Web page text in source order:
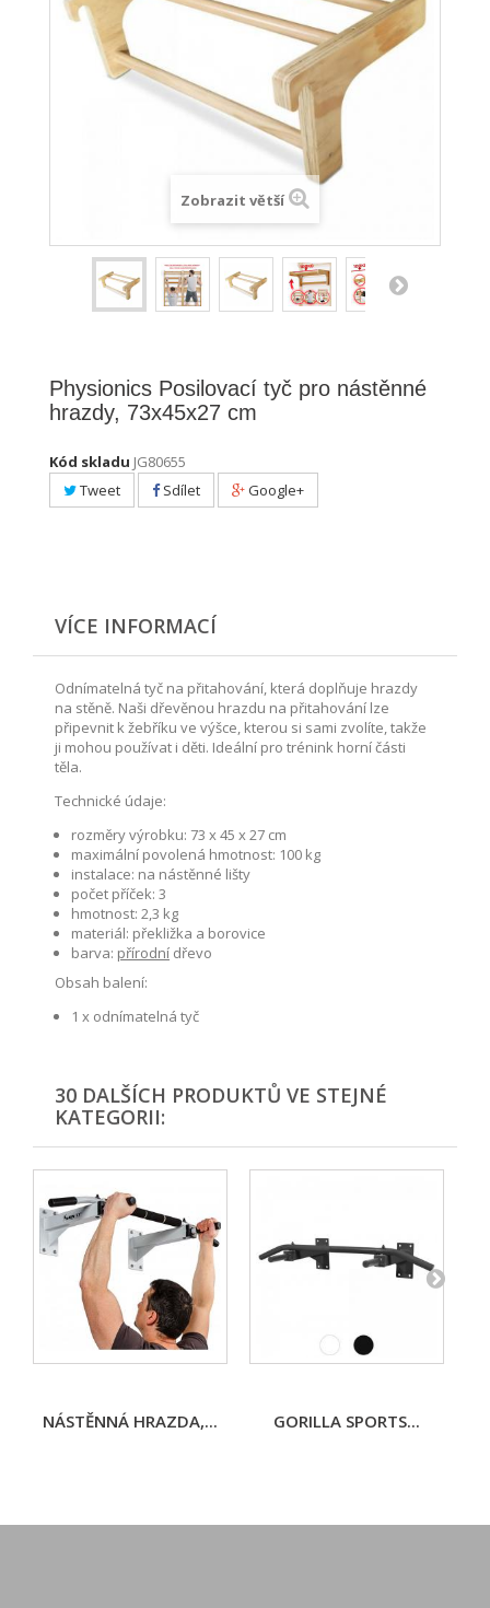
Zobrazit větší
Physionics Posilovací tyč pro nástěnné
hrazdy, 73x45x27 cm
Kód skladu JG80655
Tweet
Sdílet Google+
VÍCE INFORMACÍ
Odnímatelná tyč na přitahování, která doplňuje hrazdy
na stěně. Naši dřevěnou hrazdu na přitahování lze
připevnit k žebříku ve výšce, kterou si sami zvolíte, takže
ji mohou používat i děti. Ideální pro trénink horní části
těla.
Technické údaje:
rozměry výrobku: 73 x 45 x 27 cm
maximální povolená hmotnost: 100 kg
instalace: na nástěnné lišty
počet příček: 3
hmotnost: 2,3 kg
materiál: překližka a borovice
barva: přírodní dřevo
Obsah balení:
1 x odnímatelná tyč
30 DALŠÍCH PRODUKTŮ VE STEJNÉ
KATEGORII:
NÁSTĚNNÁ HRAZDA,... GORILLA SPORTS...